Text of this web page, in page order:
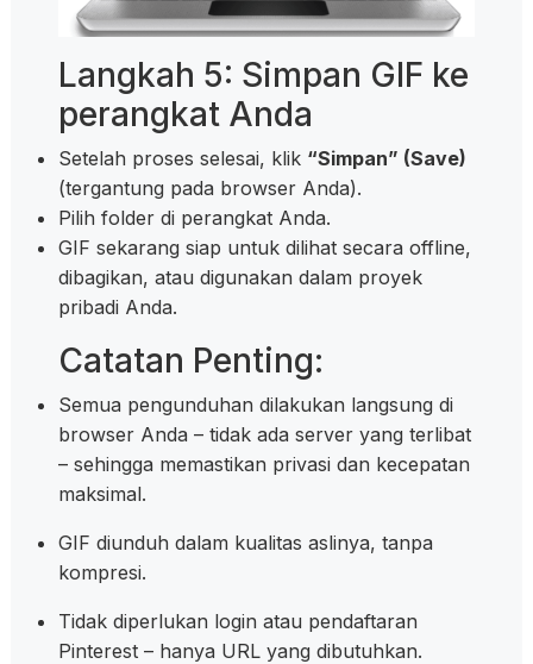
Langkah 5: Simpan GIF ke
perangkat Anda
Setelah proses selesai, klik “Simpan” (Save)
(tergantung pada browser Anda).
Pilih folder di perangkat Anda.
GIF sekarang siap untuk dilihat secara offline,
dibagikan, atau digunakan dalam proyek
pribadi Anda.
Catatan Penting:
Semua pengunduhan dilakukan langsung di
browser Anda – tidak ada server yang terlibat
– sehingga memastikan privasi dan kecepatan
maksimal.
GIF diunduh dalam kualitas aslinya, tanpa
kompresi.
Tidak diperlukan login atau pendaftaran
Pinterest – hanya URL yang dibutuhkan.